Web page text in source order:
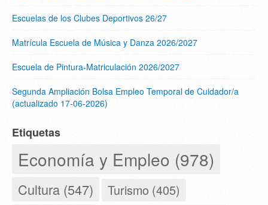
Escuelas de los Clubes Deportivos 26/27
Matrícula Escuela de Música y Danza 2026/2027
Escuela de Pintura-Matriculación 2026/2027
Segunda Ampliación Bolsa Empleo Temporal de Cuidador/a
(actualizado 17-06-2026)
Etiquetas
Economía y Empleo (978)
Cultura (547) Turismo (405)